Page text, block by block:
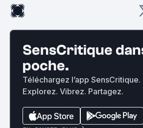
SensCritique
poche.
Téléchargez l’app SensCritique.
Explorez. Vibrez. Partagez.